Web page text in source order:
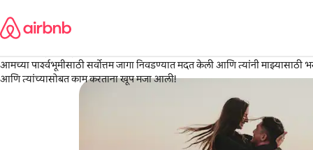
जा
Coeur d'Alene, आयडाहो
·जुलै 2026
आमच्या पार्श्वभूमीसाठी सर्वोत्तम जागा निवडण्यात मदत केली आणि त्यांनी
आणि त्यांच्यासोबत काम करताना खूप मजा आली!